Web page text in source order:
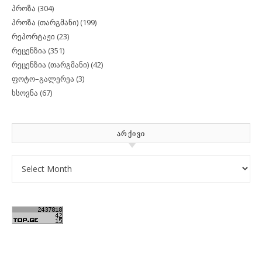
პროზა (304)
პროზა (თარგმანი) (199)
რეპორტაჟი (23)
რეცენზია (351)
რეცენზია (თარგმანი) (42)
ფოტო–გალერეა (3)
ხსოვნა (67)
ᲐᲠᲥᲘᲕᲘ